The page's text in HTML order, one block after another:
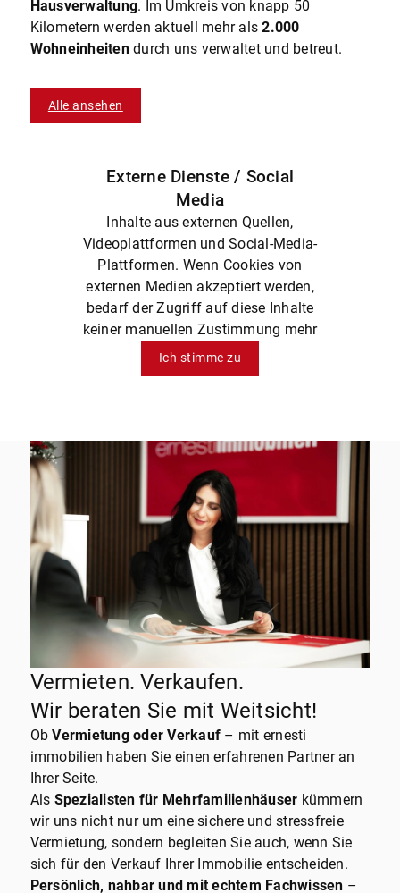
Hausverwaltung. Im Umkreis von knapp 50
Kilometern werden aktuell mehr als2.000
Wohneinheitendurch uns verwaltet und betreut.
Alle ansehen
Externe Dienste / Social
Media
Inhalte aus externen Quellen,
Videoplattformen und Social-Media-
Plattformen. Wenn Cookies von
externen Medien akzeptiert werden,
bedarf der Zugriff auf diese Inhalte
keiner manuellen Zustimmung mehr
Ich stimme zu
Vermieten. Verkaufen.
Wir beraten Sie mit Weitsicht!
ObVermietung oder Verkauf – mit ernesti
immobilien haben Sie einen erfahrenen Partner an
Ihrer Seite.
Als Spezialisten für Mehrfamilienhäuser kümmern
wir uns nicht nur um eine sichere und stressfreie
Vermietung, sondern begleiten Sie auch, wenn Sie
sich für den Verkauf Ihrer Immobilie entscheiden.
Persönlich, nahbar und mit echtem Fachwissen –